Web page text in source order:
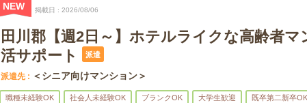
NEW 掲載日 2026/08/06
田川郡【週2日～】ホテルライクな高齢者マ
活サポート
派遣
派遣先 ＜シニア向けマンション＞
職種未経験OK 社会人未経験OK ブランクOK 大学生歓迎 既卒第二新卒OK